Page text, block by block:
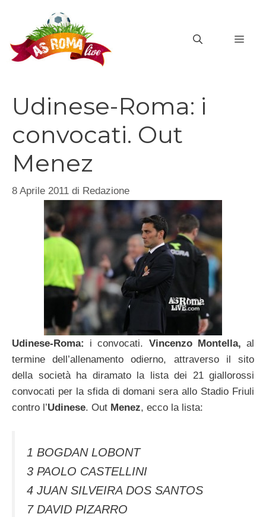
contenuto
Udinese-Roma: i
convocati. Out
Menez
8 Aprile 2011 di Redazione
Udinese-Roma: i convocati. Vincenzo Montella, al
termine dell’allenamento odierno, attraverso il sito
della società ha diramato la lista dei 21 giallorossi
convocati per la sfida di domani sera allo Stadio Friuli
contro l’Udinese. Out Menez, ecco la lista:
1 BOGDAN LOBONT
3 PAOLO CASTELLINI
4 JUAN SILVEIRA DOS SANTOS
7 DAVID PIZARRO